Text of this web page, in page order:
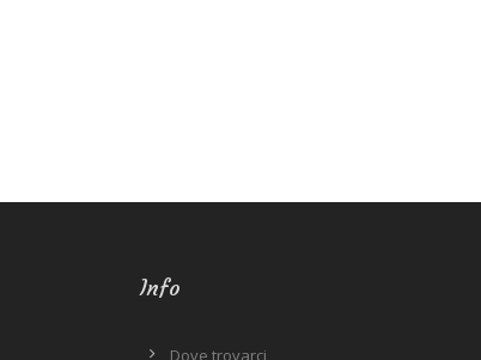
Info
Dove trovarci